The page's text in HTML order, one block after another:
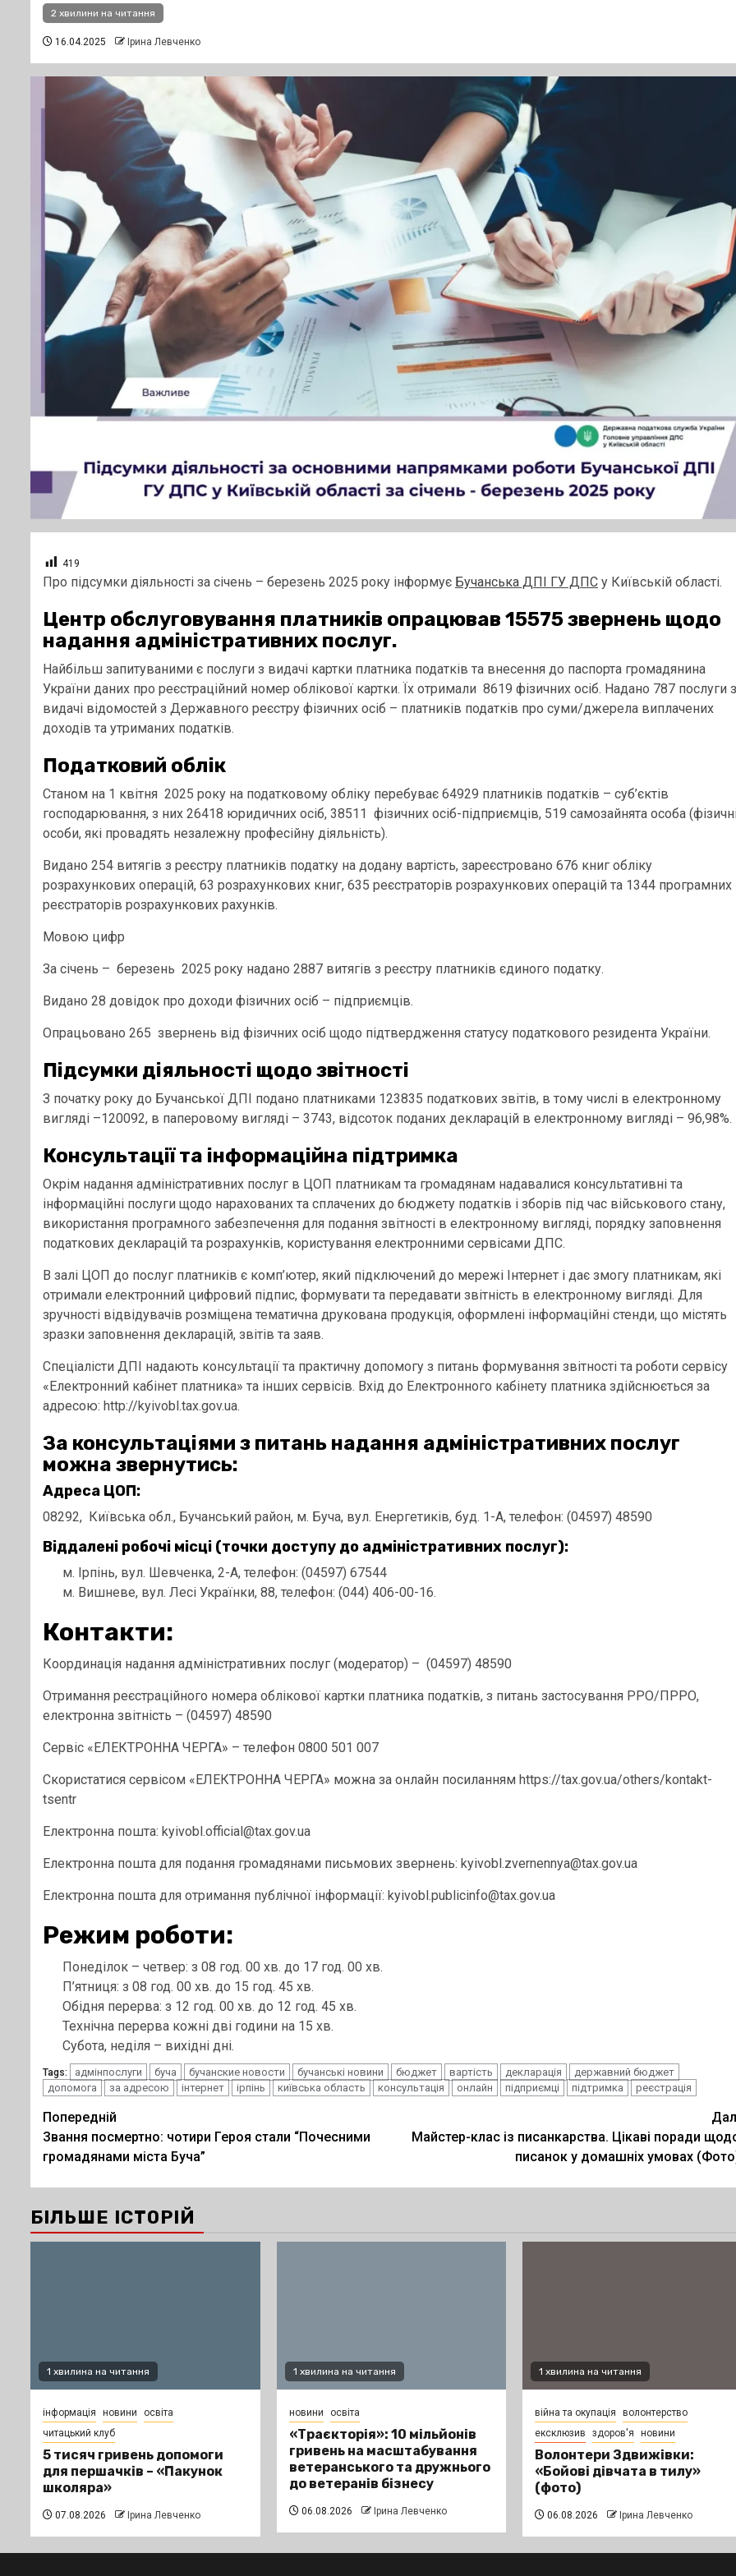
2 хвилини на читання
16.04.2025 Ірина Левченко
419
Про підсумки діяльності за січень – березень 2025 року інформує Бучанська ДПІ ГУ ДПС у Київській області.
Центр обслуговування платників опрацював 15575 звернень щодо
надання адміністративних послуг.
Найбільш запитуваними є послуги з видачі картки платника податків та внесення до паспорта громадянина
України даних про реєстраційний номер облікової картки. Їх отримали 8619 фізичних осіб. Надано 787 послуги з
видачі відомостей з Державного реєстру фізичних осіб – платників податків про суми/джерела виплачених
доходів та утриманих податків.
Податковий облік
Станом на 1 квітня 2025 року на податковому обліку перебуває 64929 платників податків – суб’єктів
господарювання, з них 26418 юридичних осіб, 38511 фізичних осіб-підприємців, 519 самозайнята особа
особи, які провадять незалежну професійну діяльність).
Видано 254 витягів з реєстру платників податку на додану вартість, зареєстровано 676 книг обліку
розрахункових операцій, 63 розрахункових книг, 635 реєстраторів розрахункових операцій та 1344 програмних
реєстраторів розрахункових рахунків.
Мовою цифр
За січень – березень 2025 року надано 2887 витягів з реєстру платників єдиного податку.
Видано 28 довідок про доходи фізичних осіб – підприємців.
Опрацьовано 265 звернень від фізичних осіб щодо підтвердження статусу податкового резидента України.
Підсумки діяльності щодо звітності
З початку року до Бучанської ДПІ подано платниками 123835 податкових звітів, в тому числі в електронному
вигляді –120092, в паперовому вигляді – 3743, відсоток поданих декларацій в електронному вигляді – 96,98%.
Консультації та інформаційна підтримка
Окрім надання адміністративних послуг в ЦОП платникам та громадянам надавалися консультативні та
інформаційні послуги щодо нарахованих та сплачених до бюджету податків і зборів під час військового стану,
використання програмного забезпечення для подання звітності в електронному вигляді, порядку заповнення
податкових декларацій та розрахунків, користування електронними сервісами ДПС.
В залі ЦОП до послуг платників є комп’ютер, який підключений до мережі Інтернет і дає змогу платникам, які
отримали електронний цифровий підпис, формувати та передавати звітність в електронному вигляді. Для
зручності відвідувачів розміщена тематична друкована продукція, оформлені інформаційні стенди, що містять
зразки заповнення декларацій, звітів та заяв.
Спеціалісти ДПІ надають консультації та практичну допомогу з питань формування звітності та роботи сервісу
«Електронний кабінет платника» та інших сервісів. Вхід до Електронного кабінету платника здійснюється за
адресою: http://kyivobl.tax.gov.ua.
За консультаціями з питань надання адміністративних послуг
можна звернутись:
Адреса ЦОП:
08292, Київська обл., Бучанський район, м. Буча, вул. Енергетиків, буд. 1-А, телефон: (04597) 48590
Віддалені робочі місці (точки доступу до адміністративних послуг):
м. Ірпінь, вул. Шевченка, 2-А, телефон: (04597) 67544
м. Вишневе, вул. Лесі Українки, 88, телефон: (044) 406-00-16.
Контакти:
Координація надання адміністративних послуг (модератор) – (04597) 48590
Отримання реєстраційного номера облікової картки платника податків, з питань застосування РРО/ПРРО,
електронна звітність – (04597) 48590
Сервіс «ЕЛЕКТРОННА ЧЕРГА» – телефон 0800 501 007
Скористатися сервісом «ЕЛЕКТРОННА ЧЕРГА» можна за онлайн посиланням https://tax.gov.ua/others/kontakt-
tsentr
Електронна пошта: kyivobl.official@tax.gov.ua
Електронна пошта для подання громадянами письмових звернень: kyivobl.zvernennya@tax.gov.ua
Електронна пошта для отримання публічної інформації: kyivobl.publicinfo@tax.gov.ua
Режим роботи:
Понеділок – четвер: з 08 год. 00 хв. до 17 год. 00 хв.
П’ятниця: з 08 год. 00 хв. до 15 год. 45 хв.
Обідня перерва: з 12 год. 00 хв. до 12 год. 45 хв.
Технічна перерва кожні дві години на 15 хв.
Субота, неділя – вихідні дні.
Tags: адмінпослуги буча бучанские новости бучанські новини бюджет вартість декларація
державний бюджет
допомога
за адресою інтернет ірпінь київська область консультація онлайн підприємці підтримка реєстрація
Post
navigation
Попередній
Звання посмертно: чотири Героя стали “Почесними
громадянами міста Буча”
Майстер-клас із писанкарства. Цікаві поради
писанок у домашніх умовах
БІЛЬШЕ ІСТОРІЙ
1 хвилина на читання
інформація новини
освіта
читацький клуб
5 тисяч гривень допомоги
для першачків – «Пакунок
школяра»
07.08.2026 Ірина Левченко
1 хвилина на читання
новини освіта
«Траєкторія»: 10 мільйонів
гривень на масштабування
ветеранського та дружнього
до ветеранів бізнесу
06.08.2026 Ірина Левченко
1 хвилина на читання
війна та окупація
волонтерство
ексклюзив
здоров'я новини
Волонтери Здвижівки:
«Бойові дівчата в тилу»
(фото)
06.08.2026 Ірина Левченко